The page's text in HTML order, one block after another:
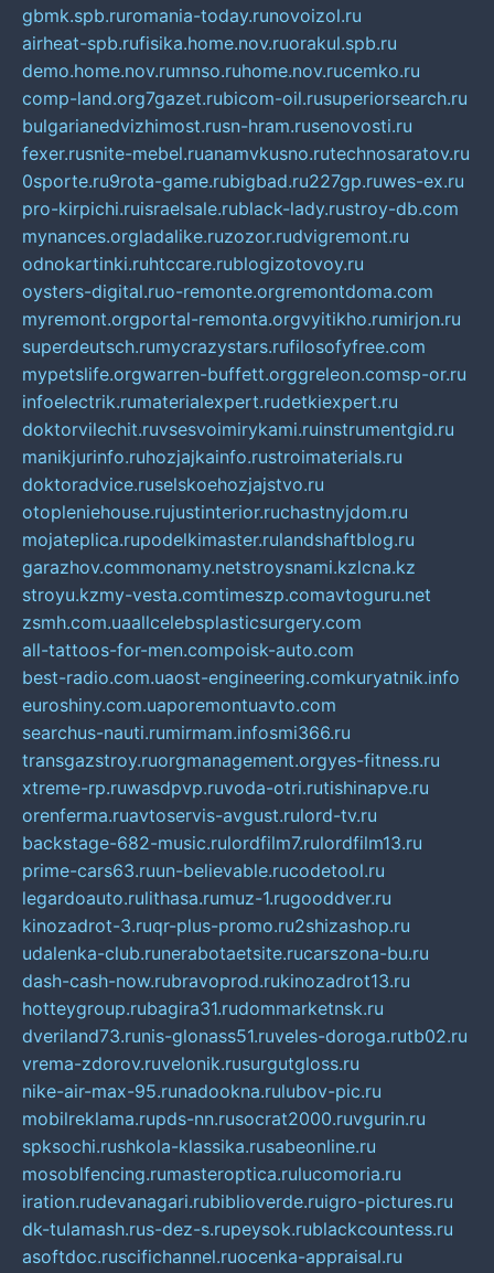
gbmk.spb.ruromania-today.runovoizol.ru
airheat-spb.rufisika.home.nov.ruorakul.spb.ru
demo.home.nov.rumnso.ruhome.nov.rucemko.ru
comp-land.org7gazet.rubicom-oil.rusuperiorsearch.ru
bulgarianedvizhimost.rusn-hram.rusenovosti.ru
fexer.rusnite-mebel.ruanamvkusno.rutechnosaratov.ru
0sporte.ru9rota-game.rubigbad.ru227gp.ruwes-ex.ru
pro-kirpichi.ruisraelsale.rublack-lady.rustroy-db.com
mynances.orgladalike.ruzozor.rudvigremont.ru
odnokartinki.ruhtccare.rublogizotovoy.ru
oysters-digital.ruo-remonte.orgremontdoma.com
myremont.orgportal-remonta.orgvyitikho.rumirjon.ru
superdeutsch.rumycrazystars.rufilosofyfree.com
mypetslife.orgwarren-buffett.orggreleon.comsp-or.ru
infoelectrik.rumaterialexpert.rudetkiexpert.ru
doktorvilechit.ruvsesvoimirykami.ruinstrumentgid.ru
manikjurinfo.ruhozjajkainfo.rustroimaterials.ru
doktoradvice.ruselskoehozjajstvo.ru
otopleniehouse.rujustinterior.ruchastnyjdom.ru
mojateplica.rupodelkimaster.rulandshaftblog.ru
garazhov.commonamy.netstroysnami.kzlcna.kz
stroyu.kzmy-vesta.comtimeszp.comavtoguru.net
zsmh.com.uaallcelebsplasticsurgery.com
all-tattoos-for-men.compoisk-auto.com
best-radio.com.uaost-engineering.comkuryatnik.info
euroshiny.com.uaporemontuavto.com
searchus-nauti.rumirmam.infosmi366.ru
transgazstroy.ruorgmanagement.orgyes-fitness.ru
xtreme-rp.ruwasdpvp.ruvoda-otri.rutishinapve.ru
orenferma.ruavtoservis-avgust.rulord-tv.ru
backstage-682-music.rulordfilm7.rulordfilm13.ru
prime-cars63.ruun-believable.rucodetool.ru
legardoauto.rulithasa.rumuz-1.rugooddver.ru
kinozadrot-3.ruqr-plus-promo.ru2shizashop.ru
udalenka-club.runerabotaetsite.rucarszona-bu.ru
dash-cash-now.rubravoprod.rukinozadrot13.ru
hotteygroup.rubagira31.rudommarketnsk.ru
dveriland73.runis-glonass51.ruveles-doroga.rutb02.ru
vrema-zdorov.ruvelonik.rusurgutgloss.ru
nike-air-max-95.runadookna.rulubov-pic.ru
mobilreklama.rupds-nn.rusocrat2000.ruvgurin.ru
spksochi.rushkola-klassika.rusabeonline.ru
mosoblfencing.rumasteroptica.rulucomoria.ru
iration.rudevanagari.rubiblioverde.ruigro-pictures.ru
dk-tulamash.rus-dez-s.rupeysok.rublackcountess.ru
asoftdoc.ruscifichannel.ruocenka-appraisal.ru